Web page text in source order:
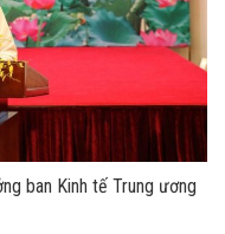
ban Kinh tế Trung ương